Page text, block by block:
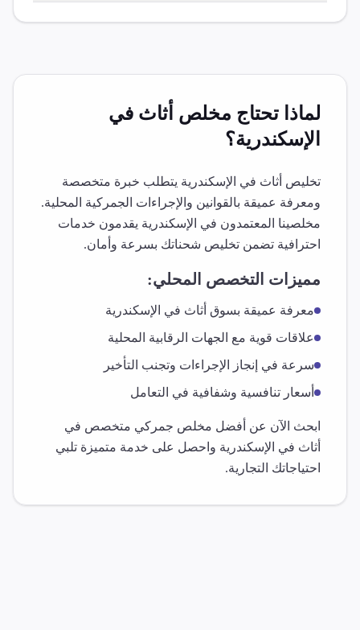
لماذا تحتاج مخلص أثاث في
الإسكندرية؟
تخليص أثاث في الإسكندرية يتطلب خبرة متخصصة
ومعرفة عميقة بالقوانين والإجراءات الجمركية المحلية.
مخلصينا المعتمدون في الإسكندرية يقدمون خدمات
احترافية تضمن تخليص شحناتك بسرعة وأمان.
مميزات التخصص المحلي:
معرفة عميقة بسوق أثاث في الإسكندرية
علاقات قوية مع الجهات الرقابية المحلية
سرعة في إنجاز الإجراءات وتجنب التأخير
أسعار تنافسية وشفافية في التعامل
ابحث الآن عن أفضل مخلص جمركي متخصص في
أثاث في الإسكندرية واحصل على خدمة متميزة تلبي
احتياجاتك التجارية.